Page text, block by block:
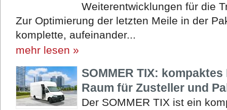
Weiterentwicklungen für die
Zur Optimierung der letzten Meile in der
komplette, aufeinander...
mehr lesen »
SOMMER TIX:
Raum für Zusteller und
Der SOMMER TIX ist ein